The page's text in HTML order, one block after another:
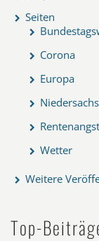
Seiten
Corona
Europa
Wetter
Weitere
Top-